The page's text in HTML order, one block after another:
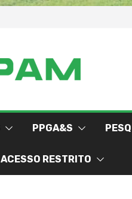
PPGA&S
ACESSO RESTRITO